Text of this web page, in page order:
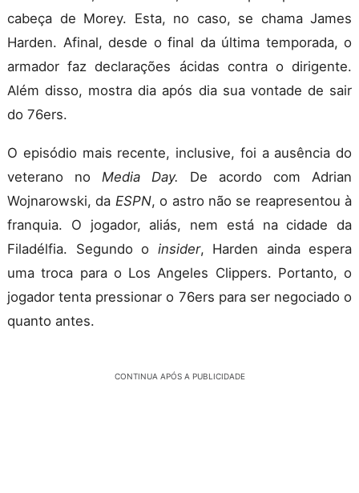
cabeça de Morey. Esta, no caso, se chama James
Harden. Afinal, desde o final da última temporada, o
armador faz declarações ácidas contra o dirigente.
Além disso, mostra dia após dia sua vontade de sair
do 76ers.
O episódio mais recente, inclusive, foi a ausência do
veterano no Media Day. De acordo com Adrian
Wojnarowski, da ESPN, o astro não se reapresentou à
franquia. O jogador, aliás, nem está na cidade da
Filadélfia. Segundo o insider, Harden ainda espera
uma troca para o Los Angeles Clippers. Portanto, o
jogador tenta pressionar o 76ers para ser negociado o
quanto antes.
CONTINUA APÓS A PUBLICIDADE